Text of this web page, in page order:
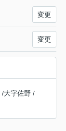
変更
変更
/大字佐野 /